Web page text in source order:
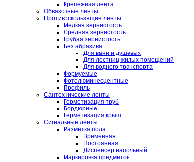
Крепёжная лента
Обвязочные ленты
Противоскользящие ленты
Мелкая зернистость
Средняя зернистость
Грубая зернистость
Без абразива
Для ванн и душевых
Для лестниц жилых помещений
Для водного транспорта
Формуемые
Фотолюминесцентные
Профиль
Сантехнические ленты
Герметизация труб
Бордюрные
Герметизация крыш
Сигнальные ленты
Разметка пола
Временная
Постоянная
Диспенсер напольный
Маркировка предметов